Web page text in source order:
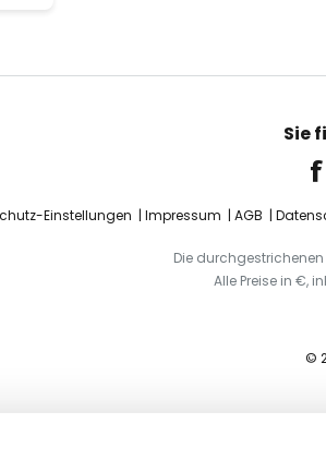
Sie
Einstellungen Impressum AGB
Die durchgestrichenen
Alle Preise in €,
©